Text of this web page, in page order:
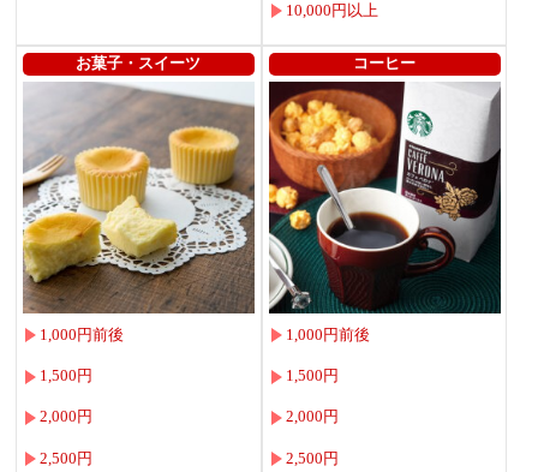
10,000円以上
お菓子・スイーツ
1,000円前後
1,500円
2,000円
2,500円
コーヒー
1,000円前後
1,500円
2,000円
2,500円